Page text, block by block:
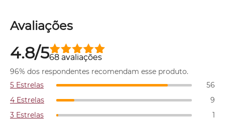
Avaliações
4.8/568 avaliações
96% dos respondentes recomendam esse produto.
5 Estrelas
56
4 Estrelas
9
3 Estrelas
1